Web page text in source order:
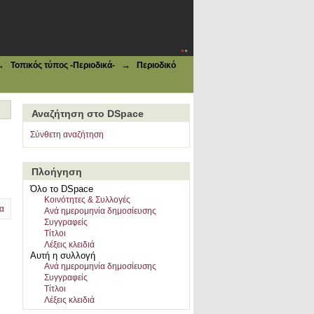
Τοπικός τύπος -Περιοδικά- →
Περιοδικό
Αναζήτηση στο DSpace
Σύνθετη αναζήτηση
Πλοήγηση
Όλο το DSpace
Κοινότητες & Συλλογές
Ανά ημερομηνία δημοσίευσης
Συγγραφείς
Τίτλοι
Λέξεις κλειδιά
Αυτή η συλλογή
Ανά ημερομηνία δημοσίευσης
Συγγραφείς
Τίτλοι
Λέξεις κλειδιά